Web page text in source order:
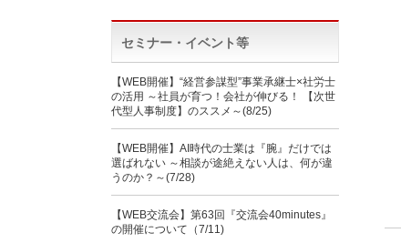
セミナー・イベント等
【WEB開催】“経営参謀型”事業承継士×社労士
の活用 ～社員が育つ！会社が伸びる！ 【次世
代型人事制度】のススメ～(8/25)
【WEB開催】AI時代の士業は『腕』だけでは
選ばれない ～相談が途絶えない人は、何が違
うのか？～(7/28)
【WEB交流会】第63回『交流会40minutes』
の開催について（7/11)